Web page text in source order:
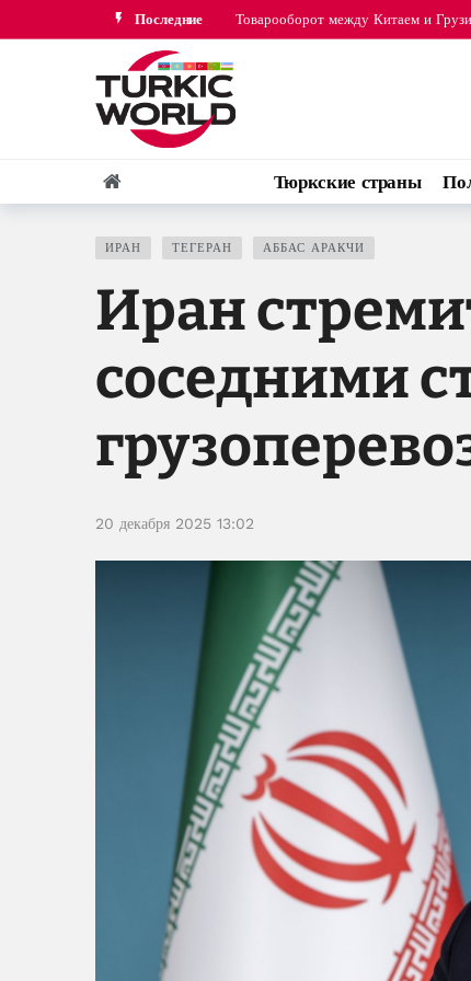
Последние Товарооборот между Китаем и
Тюркские страны
ИРАН ТЕГЕРАН АББАС АРАКЧИ
Иран
соседними
20 декабря 2025 13:02